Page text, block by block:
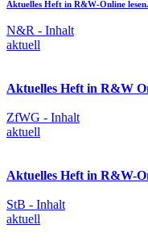
Aktuelles Heft in R&W-Online
N&R - Inhalt
aktuell
Aktuelles Heft in R&W
ZfWG - Inhalt
aktuell
Aktuelles Heft in R&W-
StB - Inhalt
aktuell